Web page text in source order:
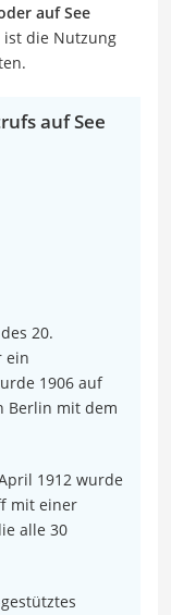
auf See
ist die Nutzung
auf See
20.
ein
1906 auf
Berlin mit dem
1912 wurde
mit einer
alle 30